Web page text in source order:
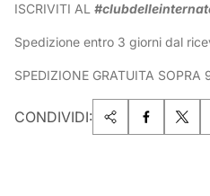
ISCRIVITI AL
Spedizione entro 3 giorni dal
SPEDIZIONE GRATUITA SOPRA
CONDIVIDI: